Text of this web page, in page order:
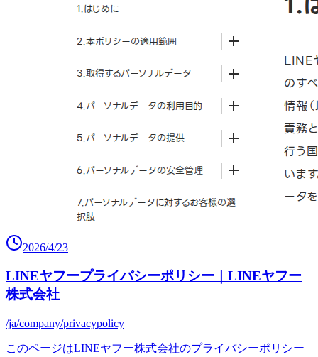
2026/4/23
LINEヤフープライバシーポリシー｜LINEヤフー
株式会社
/ja/company/privacypolicy
このページはLINEヤフー株式会社のプライバシーポリシー